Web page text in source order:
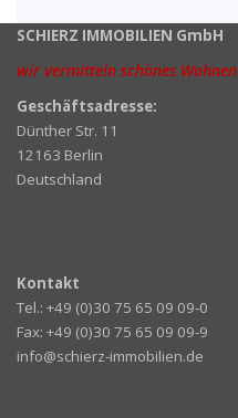
SCHIERZ IMMOBILIEN GmbH
wir vermitteln schönes Wohnen
Geschäftsadresse:
Dünther Str. 11
12163 Berlin
Deutschland
Kontakt
Tel.: +49 (0)30 75 65 09 09-0
Fax: +49 (0)30 75 65 09 09-9
info@schierz-immobilien.de